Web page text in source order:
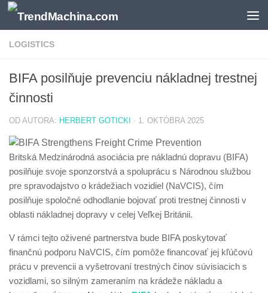
Preskočiť na obsah
LOGISTICS
BIFA posilňuje prevenciu nákladnej trestnej
činnosti
OD AUTORA: HERBERT GOTICKI · 1. OKTÓBRA 2025
Britská Medzinárodná asociácia pre nákladnú dopravu (BIFA)
posilňuje svoje sponzorstvá a spoluprácu s Národnou službou
pre spravodajstvo o krádežiach vozidiel (NaVCIS), čím
posilňuje spoločné odhodlanie bojovať proti trestnej činnosti v
oblasti nákladnej dopravy v celej Veľkej Británii.
V rámci tejto oživené partnerstva bude BIFA poskytovať
finančnú podporu NaVCIS, čím pomôže financovať jej kľúčovú
prácu v prevencii a vyšetrovaní trestných činov súvisiacich s
vozidlami, so silným zameraním na krádeže nákladu a